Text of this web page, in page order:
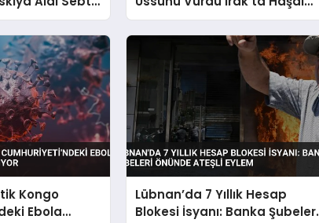
Şabi’ye Saldırı
Kongo
Ebola
Lübnan’da 7 Yıllık Hesap
Blokesi İsyanı: Banka Şubeleri